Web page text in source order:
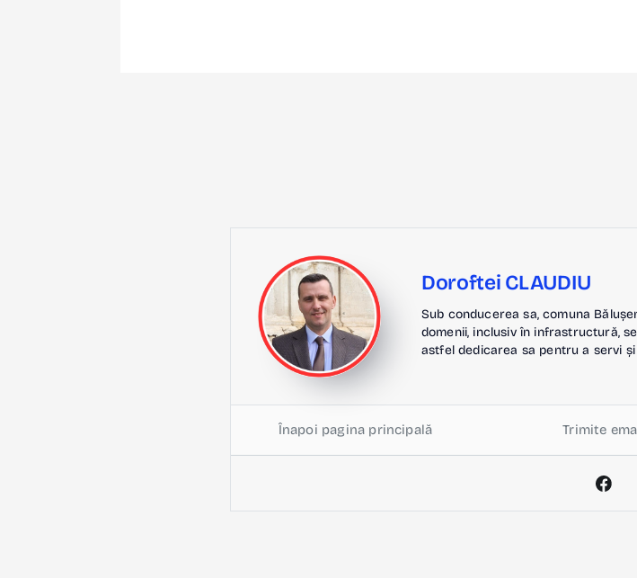
Doroftei CLAUDIU
Sub conducerea sa, comuna
domenii, inclusiv în infrastructură,
astfel dedicarea sa pentru a servi
Înapoi pagina principală Trimite